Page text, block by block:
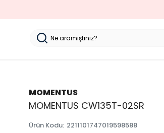
MOMENTUS
MOMENTUS CW135T-02SR
Ürün Kodu: 2211101747019598588